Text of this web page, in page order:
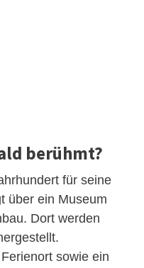
berühmt?
für seine
über ein Museum
Dort werden
sowie ein